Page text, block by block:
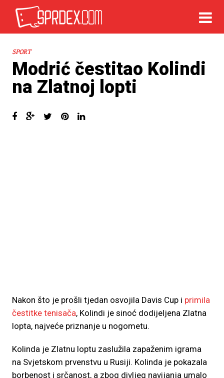
SPORT
Modrić čestitao Kolindi
na Zlatnoj lopti
Nakon što je prošli tjedan osvojila Davis Cup i primila
čestitke tenisača, Kolindi je sinoć dodijeljena Zlatna
lopta, najveće priznanje u nogometu.
Kolinda je Zlatnu loptu zaslužila zapaženim igrama
na Svjetskom prvenstvu u Rusiji. Kolinda je pokazala
borbenost i srčanost, a zbog divljeg navijanja umalo